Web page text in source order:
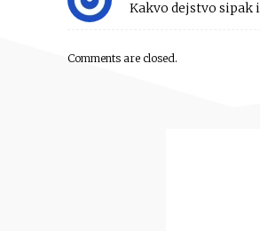
Kakvo dejstvo sipak
Comments are closed.